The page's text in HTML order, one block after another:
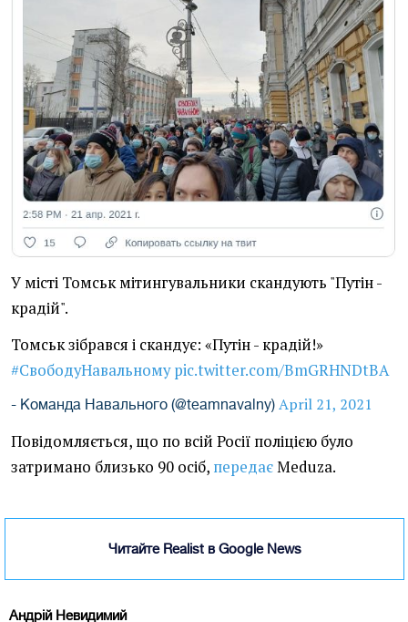
У місті Томськ мітингувальники скандують "Путін -
крадій".
Томськ зібрався і скандує: «Путін - крадій!»
#СвободуНавальному pic.twitter.com/BmGRHNDtBA
- Команда Навального (@teamnavalny) April 21, 2021
Повідомляється, що по всій Росії поліцією було
затримано близько 90 осіб, передаєMeduza.
Читайте Realist в Google News
Андрій Невидимий